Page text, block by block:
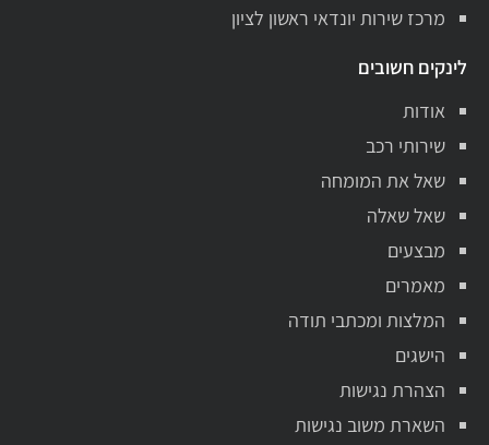
מרכז שירות יונדאי ראשון לציון
לינקים חשובים
אודות
שירותי רכב
שאל את המומחה
שאל שאלה
מבצעים
מאמרים
המלצות ומכתבי תודה
הישגים
הצהרת נגישות
השארת משוב נגישות